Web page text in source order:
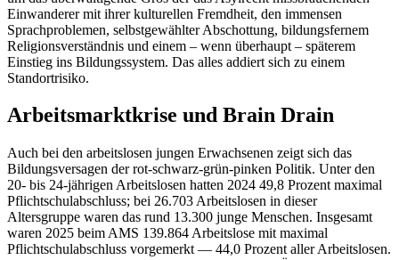
Einwanderer mit ihrer kulturellen Fremdheit, den immensen
Sprachproblemen, selbstgewählter Abschottung, bildungsfernem
Religionsverständnis und einem – wenn überhaupt – späterem
Einstieg ins Bildungssystem. Das alles addiert sich zu einem
Standortrisiko.
Arbeitsmarktkrise und Brain Drain
Auch bei den arbeitslosen jungen Erwachsenen zeigt sich das
Bildungsversagen der rot-schwarz-grün-pinken Politik. Unter den
20- bis 24-jährigen Arbeitslosen hatten 2024 49,8 Prozent maximal
Pflichtschulabschluss; bei 26.703 Arbeitslosen in dieser
Altersgruppe waren das rund 13.300 junge Menschen. Insgesamt
waren 2025 beim AMS 139.864 Arbeitslose mit maximal
Pflichtschulabschluss vorgemerkt — 44,0 Prozent aller Arbeitslosen.